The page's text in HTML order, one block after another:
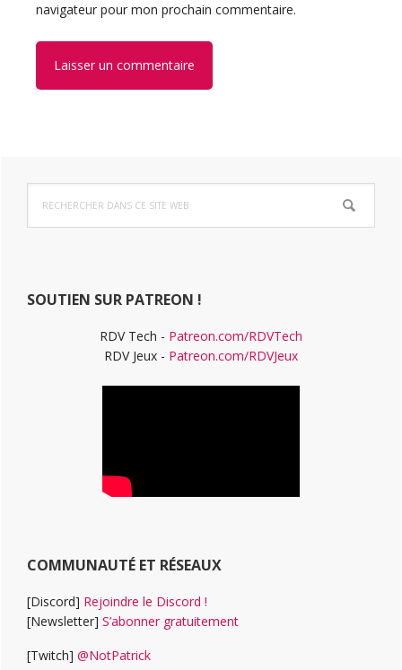
navigateur pour mon prochain commentaire.
Barre
latérale
dans
ce
SOUTIEN SUR PATREON !
RDV Tech - Patreon.com/RDVTech
RDV Jeux - Patreon.com/RDVJeux
COMMUNAUTÉ ET RÉSEAUX
[Discord] Rejoindre le Discord !
[Newsletter] S’abonner gratuitement
[Twitch] @NotPatrick